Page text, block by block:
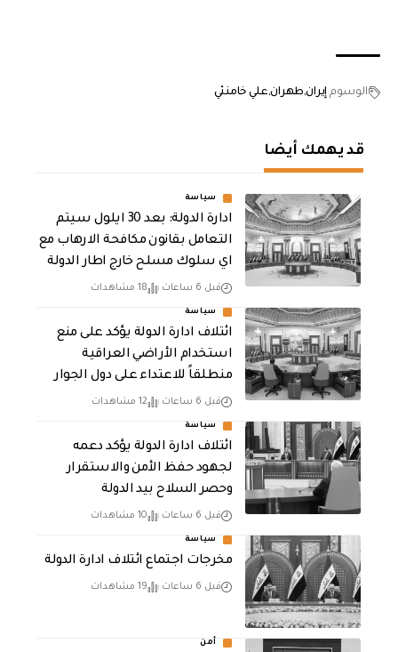
الوسوم إيران طهران علي خامنئي
قد يهمك أيضا
سياسة
ادارة الدولة: بعد 30 ايلول سيتم
التعامل بقانون مكافحة الارهاب مع
اي سلوك مسلح خارج اطار الدولة
قبل 6 ساعات 18 مشاهدات
سياسة
ائتلاف ادارة الدولة يؤكد على منع
استخدام الأراضي العراقية
منطلقاً للاعتداء على دول الجوار
قبل 6 ساعات 12 مشاهدات
سياسة
ائتلاف ادارة الدولة يؤكد دعمه
لجهود حفظ الأمن والاستقرار
وحصر السلاح بيد الدولة
قبل 6 ساعات 10 مشاهدات
سياسة
مخرجات اجتماع ائتلاف ادارة الدولة
قبل 6 ساعات 19 مشاهدات
أمن